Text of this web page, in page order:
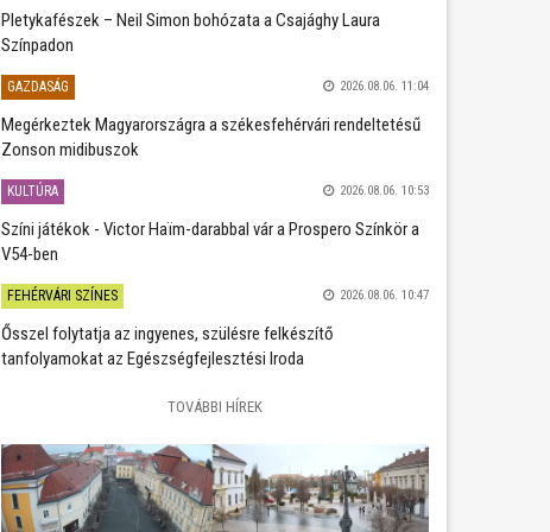
Pletykafészek – Neil Simon bohózata a Csajághy Laura
Színpadon
GAZDASÁG 2026.08.06. 11:04
Megérkeztek Magyarországra a székesfehérvári rendeltetésű
Zonson midibuszok
KULTÚRA 2026.08.06. 10:53
Színi játékok - Victor Haïm-darabbal vár a Prospero Színkör a
V54-ben
FEHÉRVÁRI SZÍNES 2026.08.06. 10:47
Ősszel folytatja az ingyenes, szülésre felkészítő
tanfolyamokat az Egészségfejlesztési Iroda
TOVÁBBI HÍREK